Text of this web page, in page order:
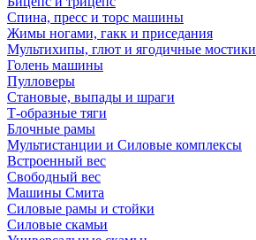
Спина, пресс и торс машины
Жимы ногами, гакк и приседания
Мультихипы, глют и ягодичные мостики
Голень машины
Пулловеры
Становые, выпады и шраги
Т-образные тяги
Блочные рамы
Мультистанции и Силовые комплексы
Встроенный вес
Свободный вес
Машины Смита
Силовые рамы и стойки
Силовые скамьи